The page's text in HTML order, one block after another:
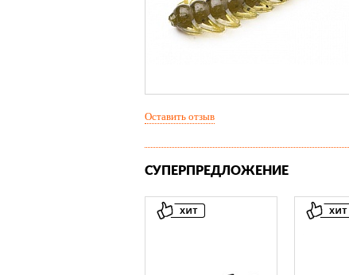
Оставить отзыв
СУПЕРПРЕДЛОЖЕНИЕ